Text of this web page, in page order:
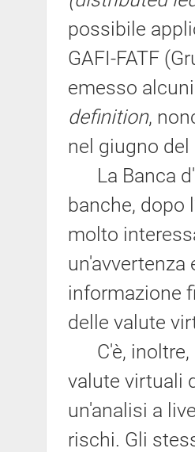
possibile
GAFI-FATF
emesso
definition,
nel giugno del
La Banca
banche, dopo
molto
un'avvertenza
informazione
delle valute
C'è, inoltre,
valute virtuali
un'analisi a
rischi. Gli